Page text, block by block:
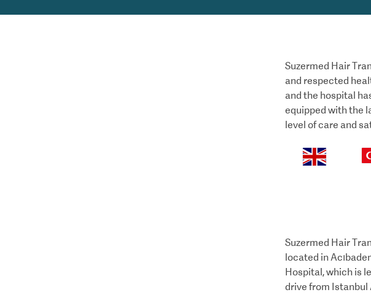
Suzermed Hair
and respected
and the hospital
equipped with the
level of care and
Suzermed Hair
located in
Hospital, which is
drive from